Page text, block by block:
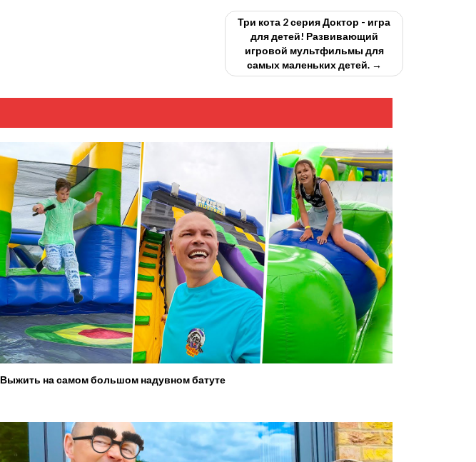
Три кота 2 серия Доктор - игра
для детей! Развивающий
игровой мультфильмы для
самых маленьких детей. →
Выжить на самом большом надувном батуте